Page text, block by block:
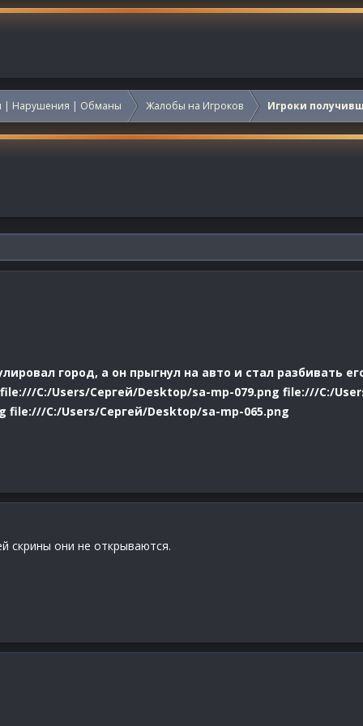
| Нарушения | Обманы Жалобы на Игроков Игроки
город, а он прыгнул на авто и стал разбивать
C:/Users/Сергей/Desktop/sa-mp-079.png file:///C:/
file:///C:/Users/Сергей/Desktop/sa-mp-065.png
скрины они не открываются.